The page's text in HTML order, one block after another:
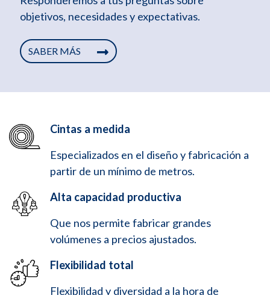
objetivos, necesidades y expectativas.
SABER MÁS
Cintas a medida
Especializados en el diseño y fabricación a
partir de un mínimo de metros.
Alta capacidad productiva
Que nos permite fabricar grandes
volúmenes a precios ajustados.
Flexibilidad total
Flexibilidad y diversidad a la hora de